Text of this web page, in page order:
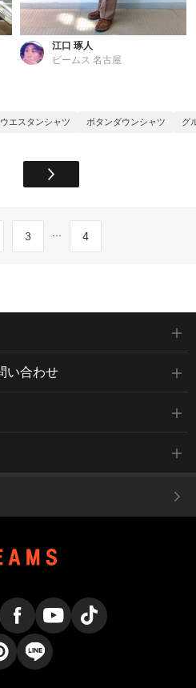
江口 琢人
ビームス 名古屋
ウエスタンシャツ ボタンダウンシャツ グ
3 ... 4
い合わせ